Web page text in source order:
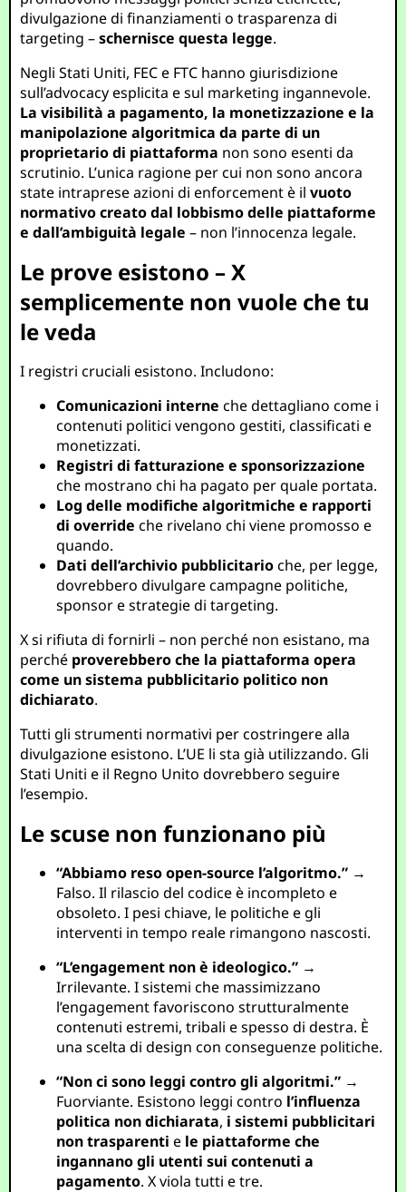
divulgazione di finanziamenti o trasparenza di
targeting –schernisce questa legge.
Negli Stati Uniti, FEC e FTC hanno giurisdizione
sull’advocacy esplicita e sul marketing ingannevole.
La visibilità a pagamento, la monetizzazione e la
manipolazione algoritmica da parte di un
proprietario di piattaforma non sono esenti da
scrutinio. L’unica ragione per cui non sono ancora
state intraprese azioni di enforcement è ilvuoto
normativo creato dal lobbismo delle piattaforme
e dall’ambiguità legale – non l’innocenza legale.
Le prove esistono – X
semplicemente non vuole che tu
le veda
I registri cruciali esistono. Includono:
Comunicazioni interne che dettagliano come i
contenuti politici vengono gestiti, classificati e
monetizzati.
Registri di fatturazione e sponsorizzazione
che mostrano chi ha pagato per quale portata.
Log delle modifiche algoritmiche e rapporti
di override che rivelano chi viene promosso e
quando.
Dati dell’archivio pubblicitarioche, per legge,
dovrebbero divulgare campagne politiche,
sponsor e strategie di targeting.
X si rifiuta di fornirli – non perché non esistano, ma
perché proverebbero che la piattaforma opera
come un sistema pubblicitario politico non
dichiarato.
Tutti gli strumenti normativi per costringere alla
divulgazione esistono. L’UE li sta già utilizzando. Gli
Stati Uniti e il Regno Unito dovrebbero seguire
l’esempio.
Le scuse non funzionano più
“Abbiamo reso open-source l’algoritmo.” →
Falso. Il rilascio del codice è incompleto e
obsoleto. I pesi chiave, le politiche e gli
interventi in tempo reale rimangono nascosti.
“L’engagement non è ideologico.” →
Irrilevante. I sistemi che massimizzano
l’engagement favoriscono strutturalmente
contenuti estremi, tribali e spesso di destra. È
una scelta di design con conseguenze politiche.
“Non ci sono leggi contro gli algoritmi.” →
Fuorviante. Esistono leggi contro l’influenza
politica non dichiarata, i sistemi pubblicitari
non trasparenti e le piattaforme che
ingannano gli utenti sui contenuti a
pagamento. X viola tutti e tre.